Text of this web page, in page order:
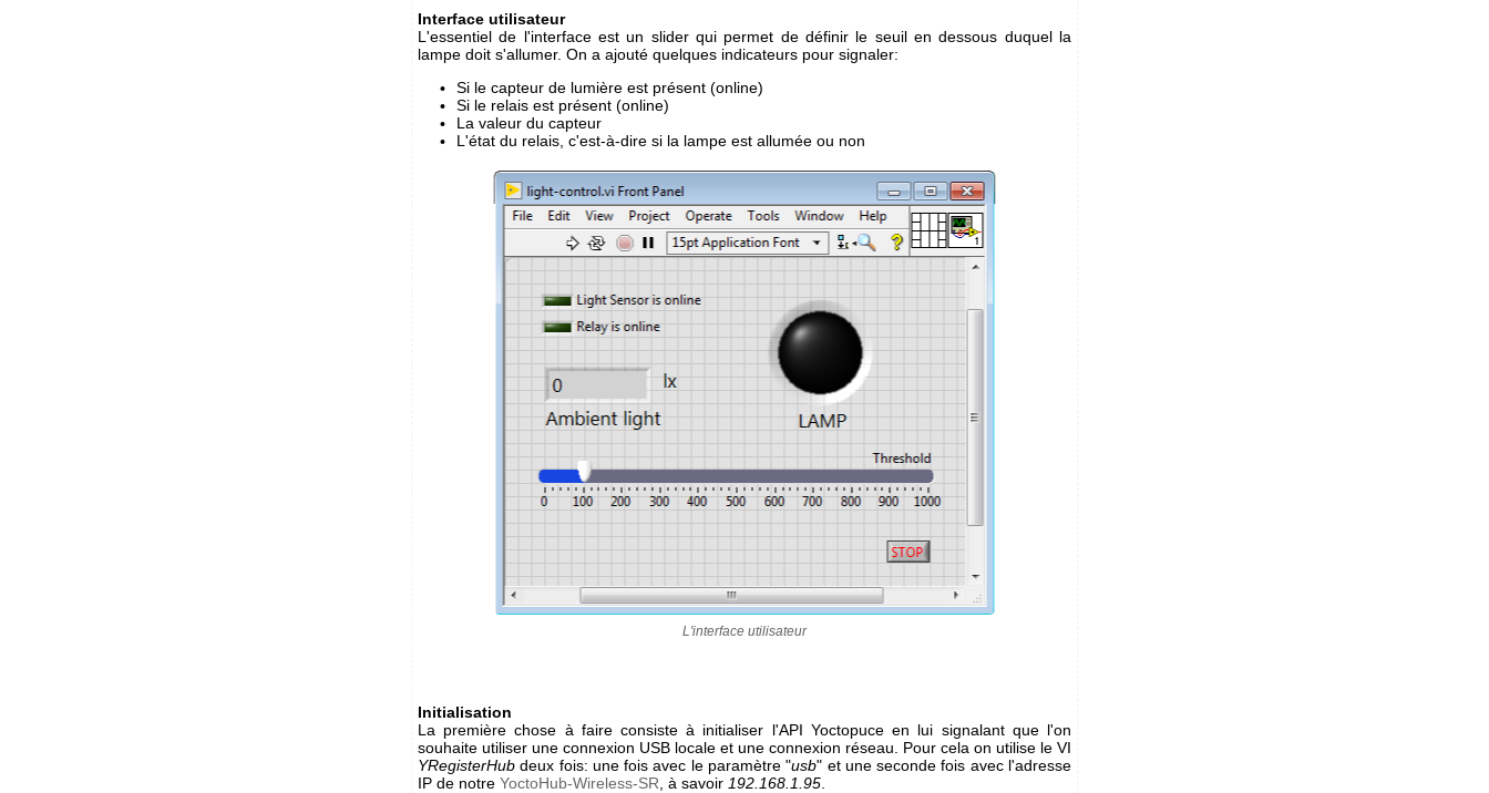
Interface utilisateur
L'essentiel de l'interface est un slider qui permet de définir le seuil en dessous duquel la
lampe doit s'allumer. On a ajouté quelques indicateurs pour signaler:
Si le capteur de lumière est présent (online)
Si le relais est présent (online)
La valeur du capteur
L'état du relais, c'est-à-dire si la lampe est allumée ou non
L'interface utilisateur
Initialisation
La première chose à faire consiste à initialiser l'API Yoctopuce en lui signalant que l'on
souhaite utiliser une connexion USB locale et une connexion réseau. Pour cela on utilise le VI
YRegisterHub deux fois: une fois avec le paramètre "usb" et une seconde fois avec l'adresse
IP de notre YoctoHub-Wireless-SR , à savoir 192.168.1.95